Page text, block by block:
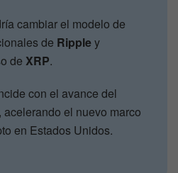
cambiar el modelo de
de Rippley
deXRP.
con el avance del
, acelerando el nuevo marco
en Estados Unidos.